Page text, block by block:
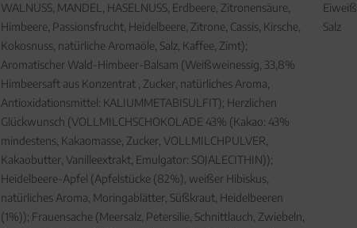
WALNUSS, MANDEL, HASELNUSS, Erdbeere, Zitronensäure,
Himbeere, Passionsfrucht, Heidelbeere, Zitrone, Cassis, Kirsche,
Kokosnuss, natürliche Aromaöle, Salz, Kaffee, Zimt);
Aromatischer Wald-Himbeer-Balsam (Weißweinessig, 33,8%
Himbeersaft aus Konzentrat , Zucker, natürliches Aroma,
Antioxidationsmittel: KALIUMMETABISULFIT); Herzlichen
Glückwunsch (VOLLMILCHSCHOKOLADE 43% (Kakao: 43%
mindestens, Kakaomasse, Zucker, VOLLMILCHPULVER,
Kakaobutter, Vanilleextrakt, Emulgator: SOJALECITHIN));
Heidelbeere-Apfel (Apfelstücke (82%), weißer Hibiskus,
natürliches Aroma, Moringablätter, Süßkraut, Heidelbeeren
(1%)); Frauensache (Meersalz, Petersilie, Schnittlauch, Zwiebeln,
Eiweiß
Salz